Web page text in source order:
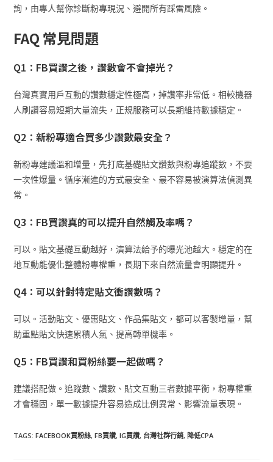
詢，由專人幫你診斷粉專現況、避開所有踩雷風險。
FAQ 常見問題
Q1：FB買讚之後，讚數會不會掉光？
台灣真實用戶互動的讚數穩定性極高，掉讚率非常低。相較機器
人刷讚容易短期大量流失，正規服務可以長期維持數據穩定。
Q2：新粉專適合買多少讚數最安全？
新粉專建議溫和增量，先打底基礎貼文讚數與粉專追蹤數，不要
一次性爆量。循序漸進的方式最安全、最不容易被演算法偵測異
常。
Q3：FB買讚真的可以提升自然觸及率嗎？
可以。貼文基礎互動越好，演算法給予的曝光池越大。穩定的在
地互動能優化整體粉專權重，長期下來自然流量會明顯提升。
Q4：可以針對特定貼文衝讚數嗎？
可以。活動貼文、優惠貼文、作品集貼文，都可以客製增量，幫
助重點貼文快速累積人氣、提高轉單機率。
Q5：FB買讚和買粉絲要一起做嗎？
建議搭配做。追蹤數、讚數、貼文互動三者數據平衡，粉專權重
才會穩固，單一數據提升容易造成比例異常、影響流量表現。
TAGS:FACEBOOK買粉絲, FB買讚, IG買讚, 台灣社群行銷, 降低CPA